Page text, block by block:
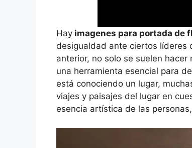
Hay imagenes para portada de
desigualdad ante ciertos líderes
anterior, no solo se suelen
una herramienta esencial para
está conociendo un lugar,
viajes y paisajes del lugar en
esencia artística de las